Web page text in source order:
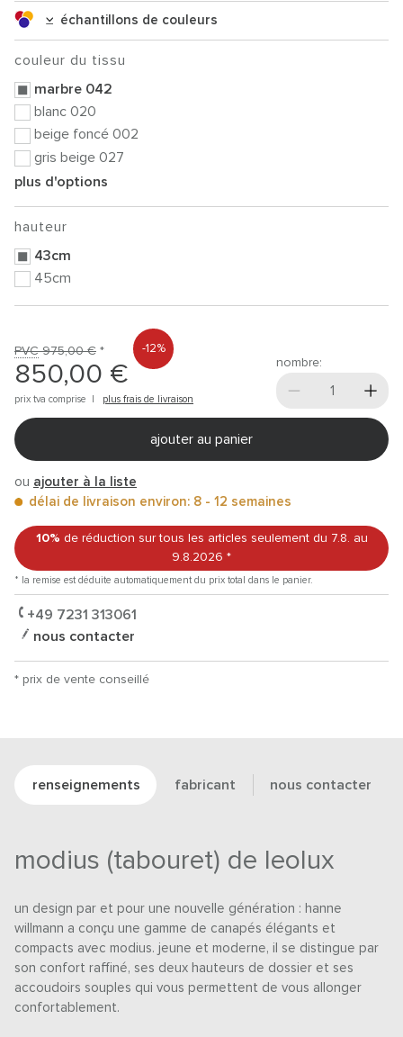
échantillons de couleurs
couleur du tissu
marbre 042
blanc 020
beige foncé 002
gris beige 027
plus d'options
hauteur
43cm
45cm
-12%
PVC975,00 € *
850,00 €
prix tva comprise | plus frais de livraison
nombre:
ajouter au panier
ou ajouter à la liste
délai de livraison environ: 8 - 12 semaines
10% de réduction sur tous les articles seulement du 7.8. au
9.8.2026 *
* la remise est déduite automatiquement du prix total dans le panier.
+49 7231 313061
nous contacter
* prix de vente conseillé
renseignements fabricant nous contacter
modius (tabouret) de leolux
un design par et pour une nouvelle génération : hanne
willmann a conçu une gamme de canapés élégants et
compacts avec modius. jeune et moderne, il se distingue par
son confort raffiné, ses deux hauteurs de dossier et ses
accoudoirs souples qui vous permettent de vous allonger
confortablement.